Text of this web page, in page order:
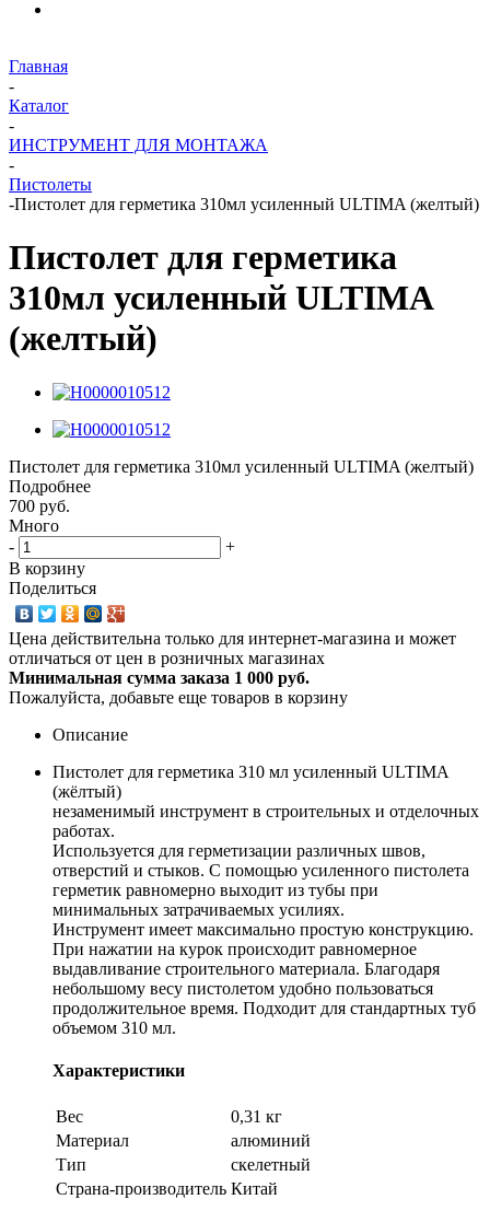
Главная
-
Каталог
-
ИНСТРУМЕНТ ДЛЯ МОНТАЖА
-
Пистолеты
-Пистолет для герметика 310мл усиленный ULTIMA (желтый)
Пистолет для герметика
310мл усиленный ULTIMA
(желтый)
Пистолет для герметика 310мл усиленный ULTIMA (желтый)
Подробнее
700 руб.
Много
-
+
В корзину
Поделиться
Цена действительна только для интернет-магазина и может
отличаться от цен в розничных магазинах
Минимальная сумма заказа 1 000 руб.
Пожалуйста, добавьте еще товаров в корзину
Описание
Пистолет для герметика 310 мл усиленный ULTIMA
(жёлтый)
незаменимый инструмент в строительных и отделочных
работах.
Используется для герметизации различных швов,
отверстий и стыков. С помощью усиленного пистолета
герметик равномерно выходит из тубы при
минимальных затрачиваемых усилиях.
Инструмент имеет максимально простую конструкцию.
При нажатии на курок происходит равномерное
выдавливание строительного материала. Благодаря
небольшому весу пистолетом удобно пользоваться
продолжительное время. Подходит для стандартных туб
объемом 310 мл.
Характеристики
Вес
0,31 кг
Материал
алюминий
Тип
скелетный
Страна-производитель Китай